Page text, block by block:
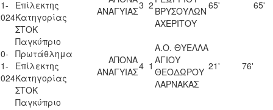
Επίλεκτης
Κατηγορίας
ΣΤΟΚ
ΑΝΑΓΥΙΑΣ3 2 ΒΡΥΣΟΥΛΩΝ
ΑΧΕΡΙΤΟΥ
65' 65'
Παγκύπριο
Πρωτάθλημα
Επίλεκτης
Κατηγορίας
ΣΤΟΚ
ΑΠΟΝΑ
ΑΝΑΓΥΙΑΣ4 1
Α.Ο. ΘΥΕΛΛΑ
ΑΓΙΟΥ
ΘΕΟΔΩΡΟΥ
ΛΑΡΝΑΚΑΣ
21' 76'
Παγκύπριο